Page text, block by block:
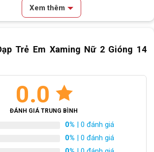
Em Xaming Nữ 2 Gióng 14 Inch
liệu thoáng khí
xinh xắn cho bé để đồ chơi
hồng đẹp mắt trên các bộ phận xe
theo những mối hàn tỉ mỉ, khéo léo giúp
thương.
Xem thêm
Trẻ Em Xaming Nữ 2 Gióng 14
0.0
ĐÁNH GIÁ TRUNG BÌNH
0% | 0 đánh giá
0% | 0 đánh giá